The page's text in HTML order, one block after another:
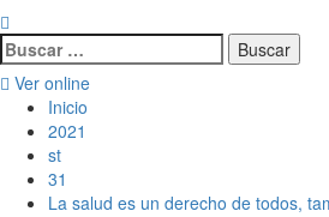
Buscar:
Ver online
Inicio
2021
st
31
La salud es un derecho de todos,